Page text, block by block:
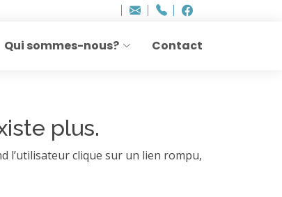
Adresse
mail
info..hâthe..
Tel.
Tel.
Qui sommes-nous? Contact
plus.
l’utilisateur clique sur un lien rompu,